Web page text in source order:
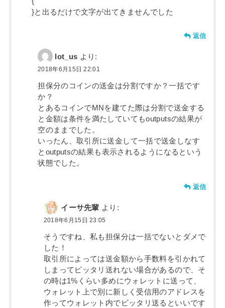
}と出るだけで文字が出てきませんでした
返信
lot_us より:
2018年6月15日 22:01
担保分のコインの送金は分割ですか？一括です
か？
とあるコインでMNを建てた際は分割で送金する
と金額は条件を満たしていてもoutputsの結果が
空のままでした。
いったん、取引所に送金して一括で送金しなす
とoutputsの結果も表示されるようになるという
状態でした。
返信
イーサ先輩 より:
2018年6月15日 23:05
そうですね、私も担保分は一括でないとダメで
した！
取引所によっては送金額から手数料を引かれて
しまってピッタリ送れない場合があるので、そ
の時は1%くらい多めにウォレットに送って、
ウォレット上で別に新しく受信用のアドレスを
作ってウォレット内でビッタリ送るといいです